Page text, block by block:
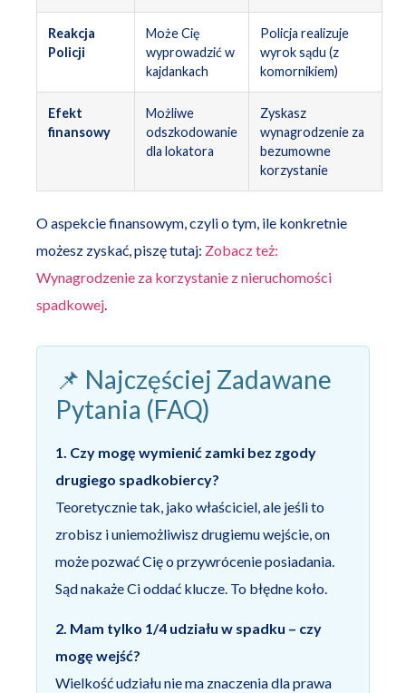
Reakcja
Policji
Może Cię
wyprowadzić w
kajdankach
Policja realizuje
wyrok sądu (z
komornikiem)
Efekt
finansowy
Możliwe
odszkodowanie
dla lokatora
Zyskasz
wynagrodzenie za
bezumowne
korzystanie
O aspekcie finansowym, czyli o tym, ile konkretnie
możesz zyskać, piszę tutaj: Zobacz też:
Wynagrodzenie za korzystanie z nieruchomości
spadkowej
📌 Najczęściej Zadawane
Pytania (FAQ)
1. Czy mogę wymienić zamki bez zgody
drugiego spadkobiercy?
Teoretycznie tak, jako właściciel, ale jeśli to
zrobisz i uniemożliwisz drugiemu wejście, on
może pozwać Cię o przywrócenie posiadania.
Sąd nakaże Ci oddać klucze. To błędne koło.
2. Mam tylko 1/4 udziału w spadku – czy
mogę wejść?
Wielkość udziału nie ma znaczenia dla prawa